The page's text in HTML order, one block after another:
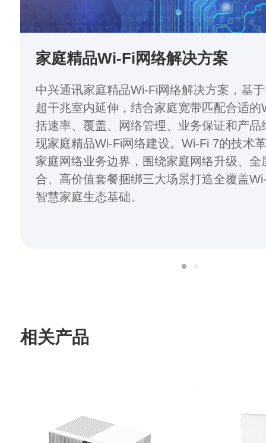
家庭精品Wi-Fi网络解决方案
中兴通讯家庭精品Wi-Fi网络解决方案，基
超干兆室内延伸，结合家庭宽带匹配合适的
括速率、覆盖、网络管理、业务保证和产品
现家庭精品Wi-Fi网络建设。Wi-Fi 7的技术
家庭网络业务边界，围绕家庭网络升级、全
合、高价值套餐捆绑三大场景打造全覆盖
智慧家庭生态基础。
相关产品